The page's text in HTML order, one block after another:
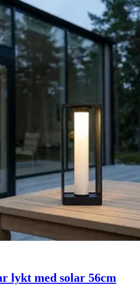
lykt med solar 56cm